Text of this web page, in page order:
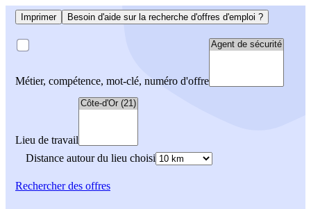
Imprimer Besoin d'aide sur la recherche d'offres d'emploi ?
Métier, compétence, mot-clé, numéro d'offre
Lieu de travail
Distance autour du lieu choisi
Rechercherdes offres